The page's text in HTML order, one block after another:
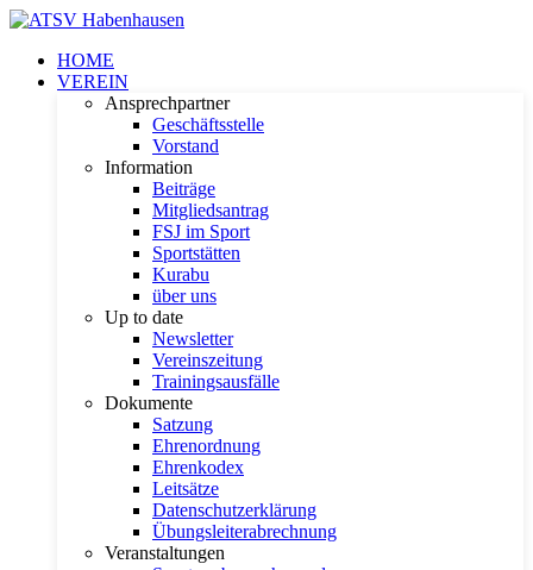
HOME
VEREIN
Ansprechpartner
Geschäftsstelle
Vorstand
Information
Beiträge
Mitgliedsantrag
FSJ im Sport
Sportstätten
Kurabu
über uns
Up to date
Newsletter
Vereinszeitung
Trainingsausfälle
Dokumente
Satzung
Ehrenordnung
Ehrenkodex
Leitsätze
Datenschutzerklärung
Übungsleiterabrechnung
Veranstaltungen